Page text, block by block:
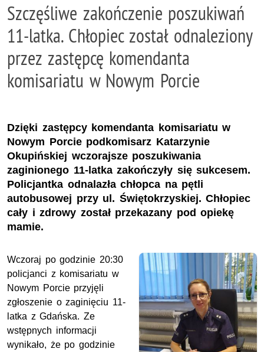
Szczęśliwe zakończenie poszukiwań
11-latka. Chłopiec został odnaleziony
przez zastępcę komendanta
komisariatu w Nowym Porcie
Dzięki zastępcy komendanta komisariatu w
Nowym Porcie podkomisarz Katarzynie
Okupińskiej wczorajsze poszukiwania
zaginionego 11-latka zakończyły się sukcesem.
Policjantka odnalazła chłopca na pętli
autobusowej przy ul. Świętokrzyskiej. Chłopiec
cały i zdrowy został przekazany pod opiekę
mamie.
Wczoraj po godzinie 20:30
policjanci z komisariatu w
Nowym Porcie przyjęli
zgłoszenie o zaginięciu 11-
latka z Gdańska. Ze
wstępnych informacji
wynikało, że po godzinie